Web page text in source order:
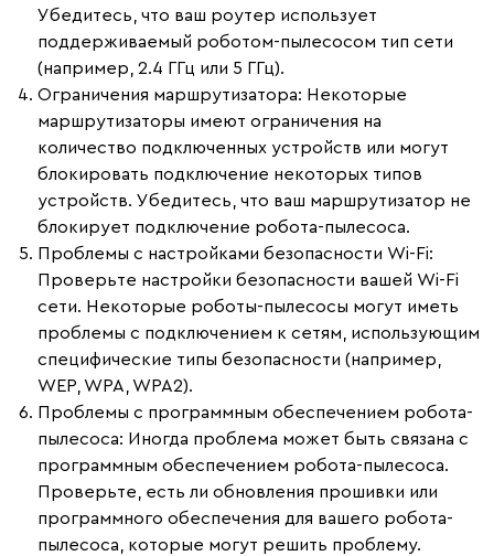
Убедитесь, что ваш роутер использует
поддерживаемый роботом-пылесосом тип сети
(например, 2.4 ГГц или 5 ГГц).
Ограничения маршрутизатора: Некоторые
маршрутизаторы имеют ограничения на
количество подключенных устройств или могут
блокировать подключение некоторых типов
устройств. Убедитесь, что ваш маршрутизатор не
блокирует подключение робота-пылесоса.
Проблемы с настройками безопасности Wi-Fi:
Проверьте настройки безопасности вашей Wi-Fi
сети. Некоторые роботы-пылесосы могут иметь
проблемы с подключением к сетям, использующим
специфические типы безопасности (например,
WEP, WPA, WPA2).
Проблемы с программным обеспечением робота-
пылесоса: Иногда проблема может быть связана с
программным обеспечением робота-пылесоса.
Проверьте, есть ли обновления прошивки или
программного обеспечения для вашего робота-
пылесоса, которые могут решить проблему.